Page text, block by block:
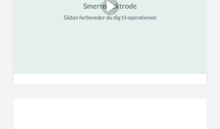
operationen